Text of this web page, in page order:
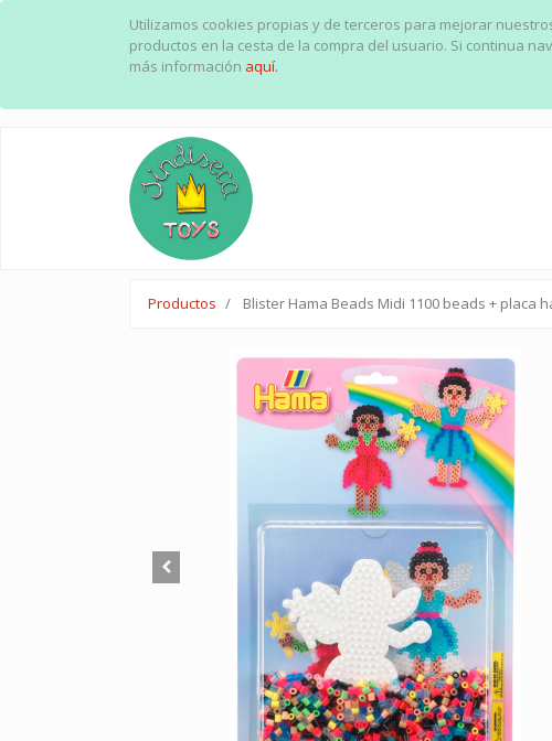
Utilizamos cookies propias y de terceros para mejorar
productos en la cesta de la compra del usuario. Si continua
más información aquí.
Productos Blister Hama Beads Midi 1100 beads + placa